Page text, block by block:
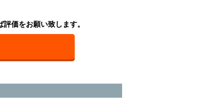
価をお願い致します。